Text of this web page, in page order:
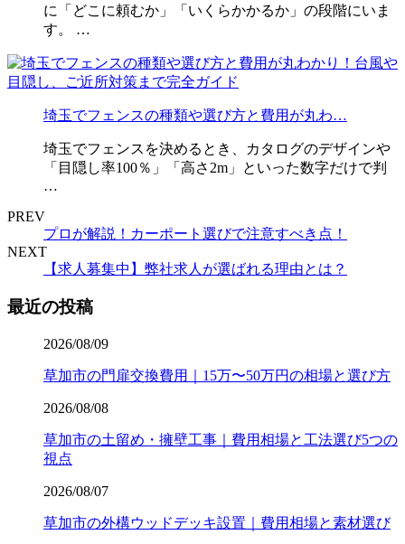
に「どこに頼むか」「いくらかかるか」の段階にいま
す。 …
埼玉でフェンスの種類や選び方と費用が丸わ…
埼玉でフェンスを決めるとき、カタログのデザインや
「目隠し率100％」「高さ2m」といった数字だけで判
…
PREV
プロが解説！カーポート選びで注意すべき点！
NEXT
【求人募集中】弊社求人が選ばれる理由とは？
最近の投稿
2026/08/09
草加市の門扉交換費用｜15万〜50万円の相場と選び方
2026/08/08
草加市の土留め・擁壁工事｜費用相場と工法選び5つの
視点
2026/08/07
草加市の外構ウッドデッキ設置｜費用相場と素材選び